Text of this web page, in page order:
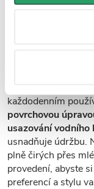
Tvrzené
Sprchové kouty a
tvrzeným
každodenním
povrchovou
usazování
usnadňuje údržbu.
plně čirých přes
provedení, abyste
preferencí a stylu